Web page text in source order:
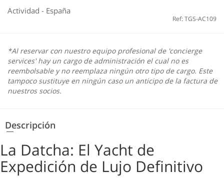
Actividad - España
Ref: TGS-AC109
*Al reservar con nuestro equipo profesional de 'concierge
services' hay un cargo de administración el cual no es
reembolsable y no reemplaza ningún otro tipo de cargo. Este
tampoco sustituye en ningún caso un anticipo de la factura de
nuestros socios.
Descripción
La Datcha: El Yacht de
Expedición de Lujo Definitivo